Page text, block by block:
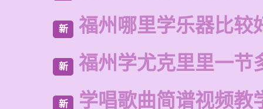
新 福州哪里学乐器比较
新 福州学尤克里里一节
新 学唱歌曲简谱视频教